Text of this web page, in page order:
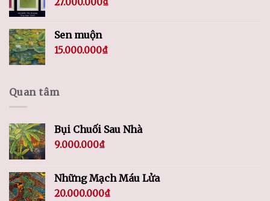
Sen muộn
15.000.000₫
Quan tâm
Bụi Chuối Sau Nhà
9.000.000₫
Những Mạch Máu Lửa
20.000.000₫